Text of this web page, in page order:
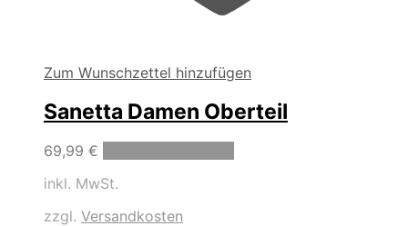
Zum Wunschzettel hinzufügen
Sanetta Damen Oberteil
69,99 €
inkl. MwSt.
zzgl. Versandkosten